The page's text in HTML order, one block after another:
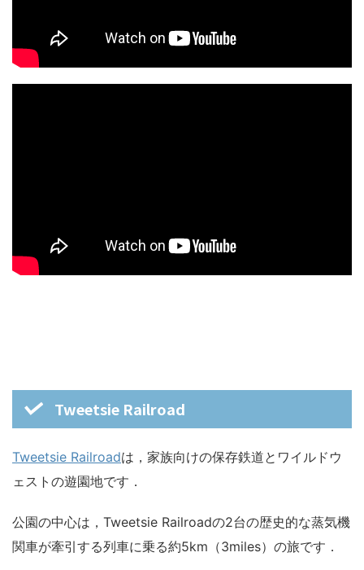
Tweetsie Railroad
Tweetsie Railroadは，家族向けの保存鉄道とワイルドウ
ェストの遊園地です．
公園の中心は，Tweetsie Railroadの2台の歴史的な蒸気機
関車が牽引する列車に乗る約5km（3miles）の旅です．